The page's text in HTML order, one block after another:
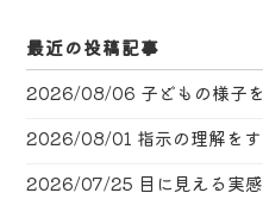
最近の投稿記事
2026/08/06 子どもの様子
2026/08/01 指示の理解を
2026/07/25 目に見える実感